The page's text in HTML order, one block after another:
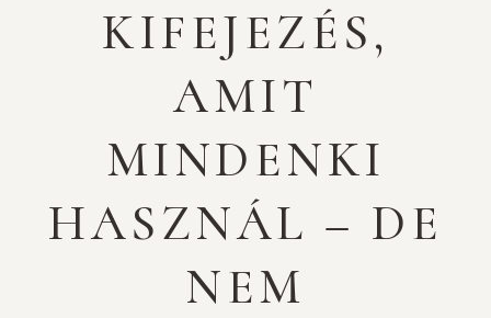
KIFEJEZÉS,
AMIT
MINDENKI
HASZNÁL – DE
NEM